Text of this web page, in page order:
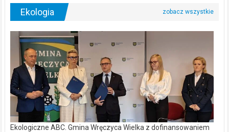
Ekologia
Ekologiczne ABC. Gmina Wręczyca Wielka z dofinansowaniem